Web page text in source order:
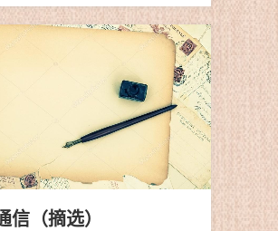
信（摘选）